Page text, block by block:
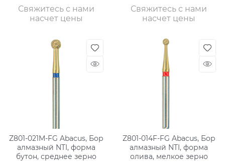
Свяжитесь с нами
насчет цены
Свяжитесь с нами
насчет цены
Z801-021M-FG Abacus, Бор
алмазный NTI, форма
бутон, среднее зерно
Z801-014F-FG Abacus, Бор
алмазный NTI, форма
олива, мелкое зерно